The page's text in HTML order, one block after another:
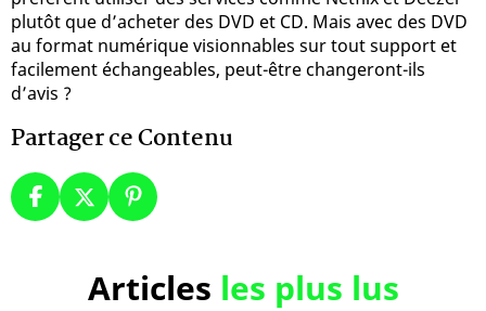
plutôt que d’acheter des DVD et CD. Mais avec des DVD
au format numérique visionnables sur tout support et
facilement échangeables, peut-être changeront-ils
d’avis ?
Partager ce Contenu
Articles les plus lus